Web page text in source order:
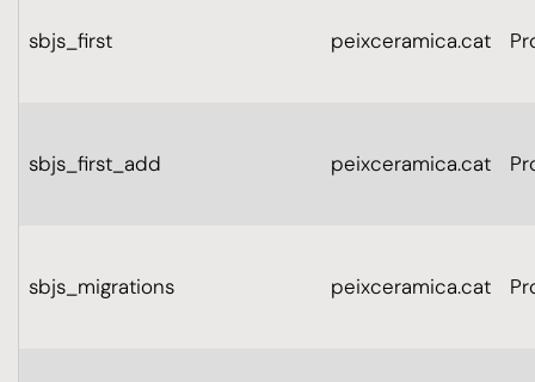
sbjs_first peixceramica.cat
sbjs_first_add peixceramica.cat
sbjs_migrations peixceramica.cat